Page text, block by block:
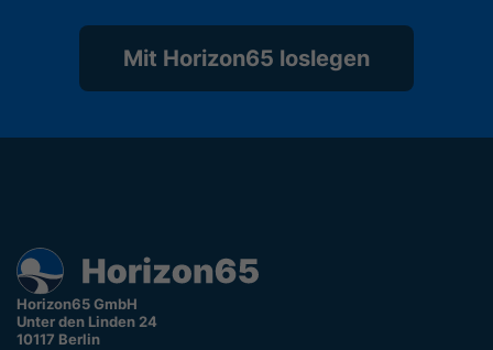
Mit Horizon65 loslegen
Horizon65 GmbH
Unter den Linden 24
10117 Berlin